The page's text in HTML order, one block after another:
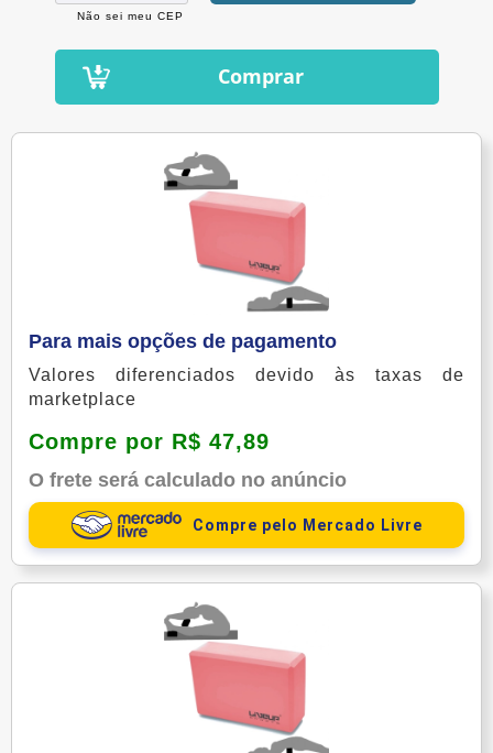
Não sei meu CEP
Comprar
Para mais opções de pagamento
Valores diferenciados devido às taxas de
marketplace
Compre por R$ 47,89
O frete será calculado no anúncio
Compre pelo Mercado Livre